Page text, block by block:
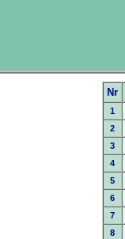
Nr
1
2
3
4
5
6
7
8